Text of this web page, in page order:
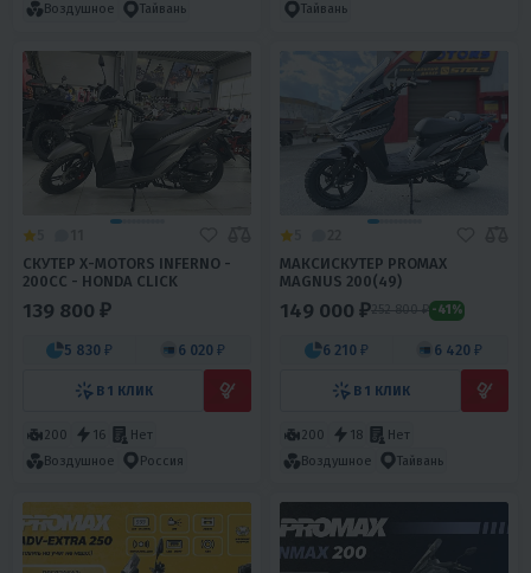
Воздушное
Тайвань
Тайвань
СКУТЕР X-MOTORS INFERNO -
200CC - HONDA CLICK
139 800 ₽
5 830 ₽ 6 020 ₽
В 1 КЛИК
200 16
Нет
Воздушное
Россия
МАКСИСКУТЕР PROMAX
MAGNUS 200(49)
149 000 ₽252 800 ₽ -41%
6 210 ₽ 6 420 ₽
В 1 КЛИК
200 18
Нет
Воздушное
Тайвань